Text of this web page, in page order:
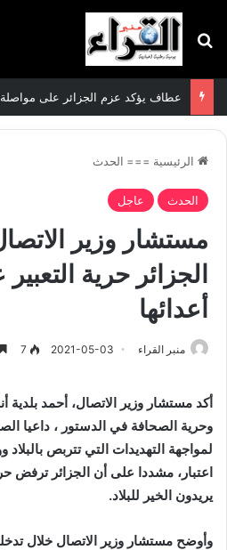
بحث عن
الرئيسية === الحدث
الحدث عاجل
مستشار وزير
الجزائر حرية
أعدائها
منبر القراء 2021-05-03
7
أكد مستشار وزير الاتصال، أحمد بلدية
وحرية الصحافة في الدستور ، داعيا
لمواجهة التهديدات التي تتربص
اعتبار، مشددا على أن الجزائر ترفض
يريدون الخير للبلاد.
وأوضح مستشار وزير الاتصال خلال